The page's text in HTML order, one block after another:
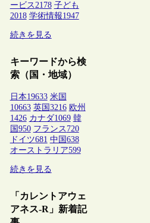
ービス2178 子ども
2018 学術情報1947
続きを見る
キーワードから検
索（国・地域）
日本19633 米国
10663 英国3216 欧州
1426 カナダ1069 韓
国950 フランス 720
ドイツ681 中国638
オーストラリア599
続きを見る
「カレントアウェ
アネス-R」新着記